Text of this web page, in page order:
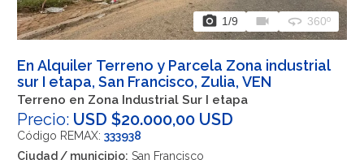
photo_camera 1/9 videocam 360 360º
En Alquiler Terreno y Parcela Zona industrial
sur I etapa, San Francisco, Zulia, VEN
Terreno en Zona Industrial Sur I etapa
Precio: USD $20.000,00 USD
Código REMAX: 333938
Ciudad / municipio: San Francisco